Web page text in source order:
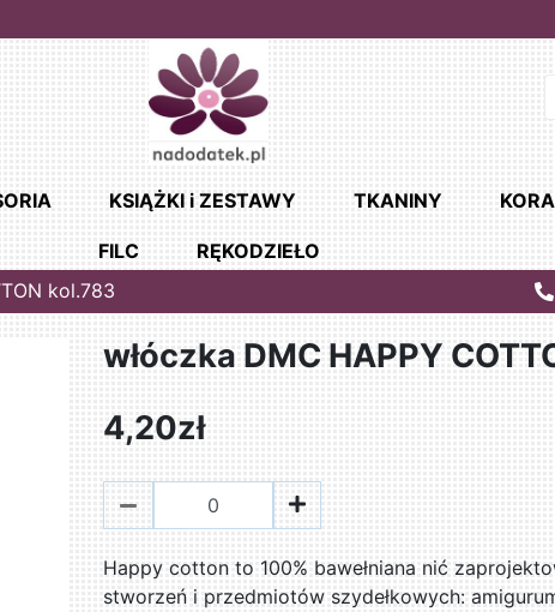
KSIĄŻKI i ZESTAWY TKANINY
FILC
RĘKODZIEŁO
kol.783
włóczka DMC HAPPY
4,20zł
Happy cotton to 100% bawełniana nić
stworzeń i przedmiotów szydełkowych: